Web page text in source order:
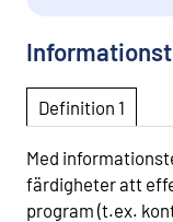
Definition 1
Med
färdigheter att
program (t.ex.